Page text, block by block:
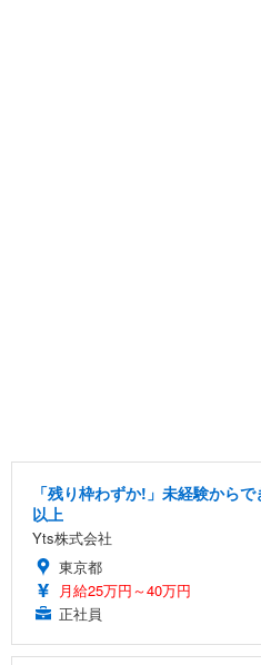
「残り枠わずか!」未経験から
以上
Yts株式会社
東京都
月給25万円～40万円
正社員